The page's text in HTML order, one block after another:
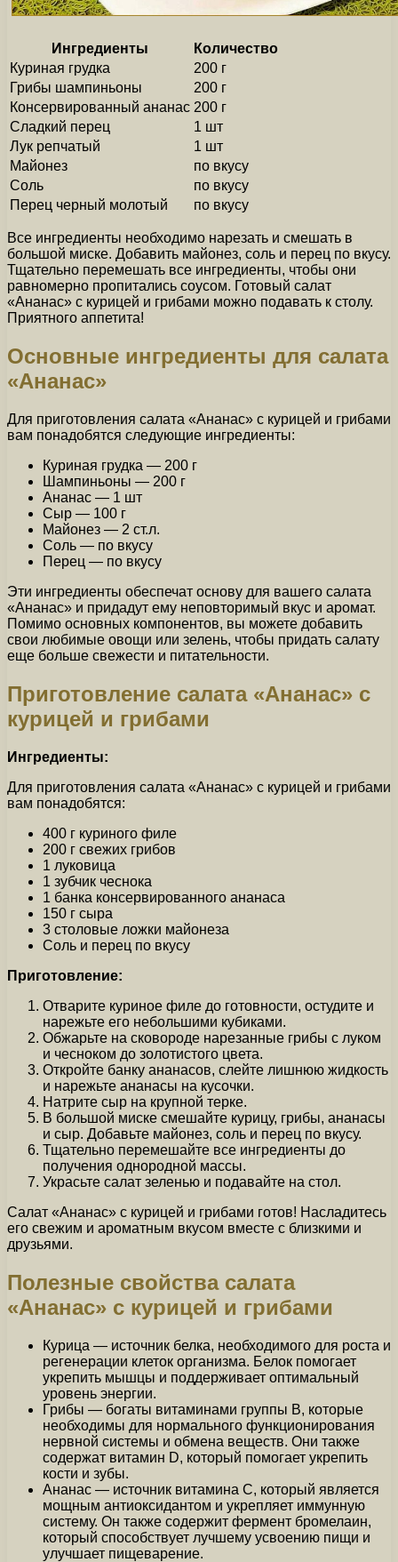
Ингредиенты
Количество
Куриная грудка
200 г
Грибы шампиньоны
200 г
Консервированный ананас 200 г
Сладкий перец
1 шт
Лук репчатый
1 шт
Майонез
по вкусу
Соль
по вкусу
Перец черный молотый
по вкусу
Все ингредиенты необходимо нарезать и смешать в
большой миске. Добавить майонез, соль и перец по вкусу.
Тщательно перемешать все ингредиенты, чтобы они
равномерно пропитались соусом. Готовый салат
«Ананас» с курицей и грибами можно подавать к столу.
Приятного аппетита!
Основные ингредиенты для салата
«Ананас»
Для приготовления салата «Ананас» с курицей и грибами
вам понадобятся следующие ингредиенты:
Куриная грудка — 200 г
Шампиньоны — 200 г
Ананас — 1 шт
Сыр — 100 г
Майонез — 2 ст.л.
Соль — по вкусу
Перец — по вкусу
Эти ингредиенты обеспечат основу для вашего салата
«Ананас» и придадут ему неповторимый вкус и аромат.
Помимо основных компонентов, вы можете добавить
свои любимые овощи или зелень, чтобы придать салату
еще больше свежести и питательности.
Приготовление салата «Ананас» с
курицей и грибами
Ингредиенты:
Для приготовления салата «Ананас» с курицей и грибами
вам понадобятся:
400 г куриного филе
200 г свежих грибов
1 луковица
1 зубчик чеснока
1 банка консервированного ананаса
150 г сыра
3 столовые ложки майонеза
Соль и перец по вкусу
Приготовление:
Отварите куриное филе до готовности, остудите и
нарежьте его небольшими кубиками.
Обжарьте на сковороде нарезанные грибы с луком
и чесноком до золотистого цвета.
Откройте банку ананасов, слейте лишнюю жидкость
и нарежьте ананасы на кусочки.
Натрите сыр на крупной терке.
В большой миске смешайте курицу, грибы, ананасы
и сыр. Добавьте майонез, соль и перец по вкусу.
Тщательно перемешайте все ингредиенты до
получения однородной массы.
Украсьте салат зеленью и подавайте на стол.
Салат «Ананас» с курицей и грибами готов! Насладитесь
его свежим и ароматным вкусом вместе с близкими и
друзьями.
Полезные свойства салата
«Ананас» с курицей и грибами
Курица — источник белка, необходимого для роста и
регенерации клеток организма. Белок помогает
укрепить мышцы и поддерживает оптимальный
уровень энергии.
Грибы — богаты витаминами группы В, которые
необходимы для нормального функционирования
нервной системы и обмена веществ. Они также
содержат витамин D, который помогает укрепить
кости и зубы.
Ананас — источник витамина C, который является
мощным антиоксидантом и укрепляет иммунную
систему. Он также содержит фермент бромелаин,
который способствует лучшему усвоению пищи и
улучшает пищеварение.